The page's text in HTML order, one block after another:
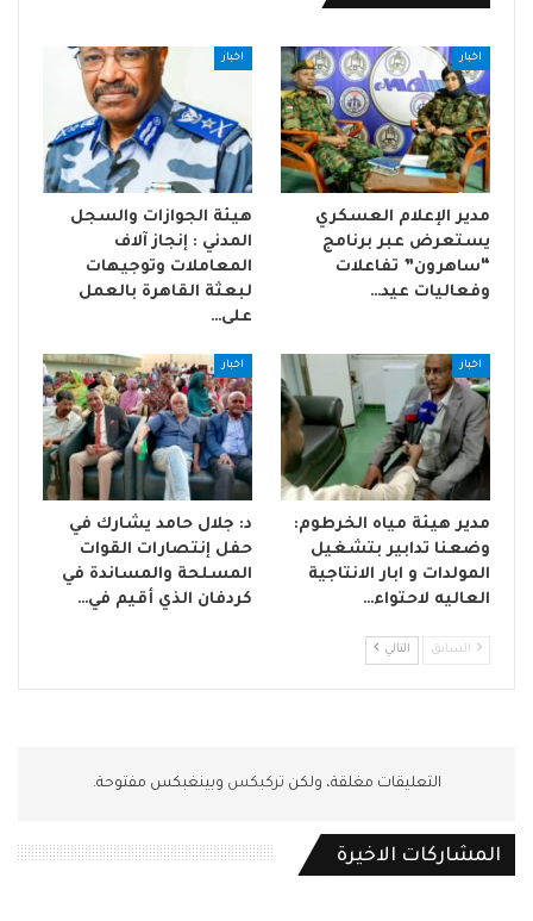
اخبار
مدير الإعلام العسكري
يستعرض عبر برنامج
“ساهرون” تفاعلات
وفعاليات عيد…
اخبار
هيئة الجوازات والسجل
المدني : إنجاز آلاف
المعاملات وتوجيهات
لبعثة القاهرة بالعمل
على…
اخبار
مدير هيئة مياه الخرطوم:
وضعنا تدابير بتشغيل
المولدات و ابار الانتاجية
العاليه لاحتواء…
اخبار
د: جلال حامد يشارك في
حفل إنتصارات القوات
المسلحة والمساندة في
كردفان الذي أقيم في…
السابق التالي
التعليقات مغلقة، ولكن تركبكس وبينغبكس مفتوحة.
المشاركات الاخيرة